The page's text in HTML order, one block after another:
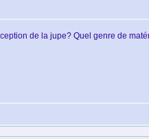
de la jupe? Quel genre de